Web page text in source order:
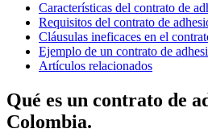
Características del contrato de
Requisitos del contrato de
Cláusulas ineficaces en el
Ejemplo de un contrato de
Artículos relacionados
Qué es un contrato de
Colombia.